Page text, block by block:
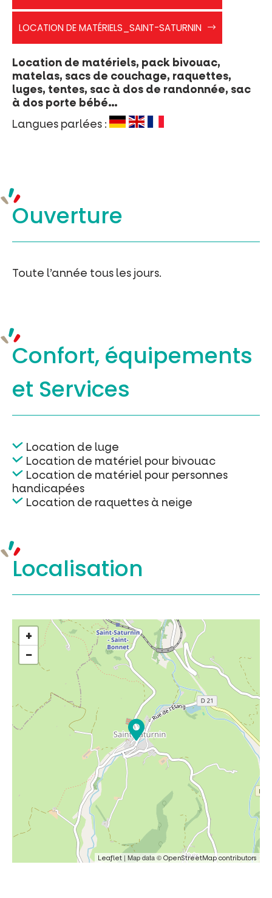
Location de matériels, pack bivouac,
matelas, sacs de couchage, raquettes,
luges, tentes, sac à dos de randonnée, sac
à dos porte bébé…
Langues parlées :
Ouverture
Toute l’année tous les jours.
Confort, équipements
et Services
Location de luge
Location de matériel pour bivouac
Location de matériel pour personnes
handicapées
Location de raquettes à neige
Localisation
+
−
Leaflet | Map data © OpenStreetMap contributors
LOCATION DE MATÉRIELS_SAINT-SATURNIN